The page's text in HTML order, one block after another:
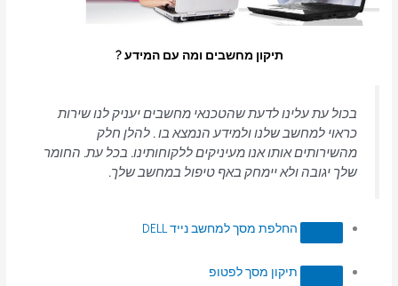
תיקון מחשבים ומה עם המידע ?
בכול עת עלינו לדעת שהטכנאי מחשבים יעניק לנו שירות
כראוי למחשב שלנו ולמידע הנמצא בו . להלן חלק
מהשירותים אותו אנו מעיניקים ללקוחותינו. בכל עת. החומר
שלך יגובה ולא יימחק באף טיפול במחשב שלך.
החלפת מסך למחשב נייד DELL
תיקון מסך לפטופ